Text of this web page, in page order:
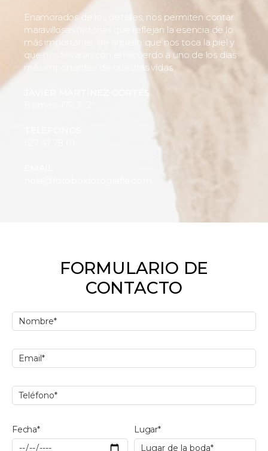
Enamorados de los detalles, nos permiten contar
maravillosas historias que reflejan la esencia de lo
más importante, de aquello que nos toca la piel y
que nos llevarán con el recuerdo a uno de los días
más importantes de nuestras vidas.
JAVIER MARTÍNEZ CORTÉS
FORMULARIO DE
CONTACTO
Fecha* Lugar*